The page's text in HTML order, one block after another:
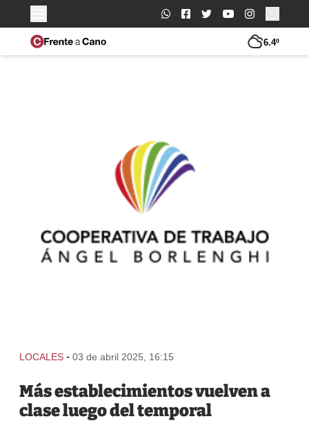
Buscar:
6.4º
LOCALES - 03 de abril 2025, 16:15
Más establecimientos vuelven a
clase luego del temporal